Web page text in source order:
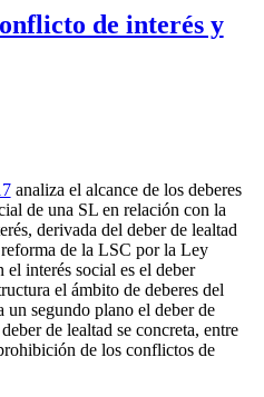
de interés y
analiza el alcance de los deberes
de una SL en relación con la
derivada del deber de lealtad
de la LSC por la Ley
interés social es el deber
el ámbito de deberes del
un segundo plano el deber de
de lealtad se concreta, entre
de los conflictos de